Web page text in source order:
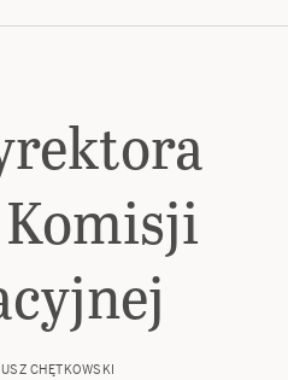
CHĘTKOWSKI